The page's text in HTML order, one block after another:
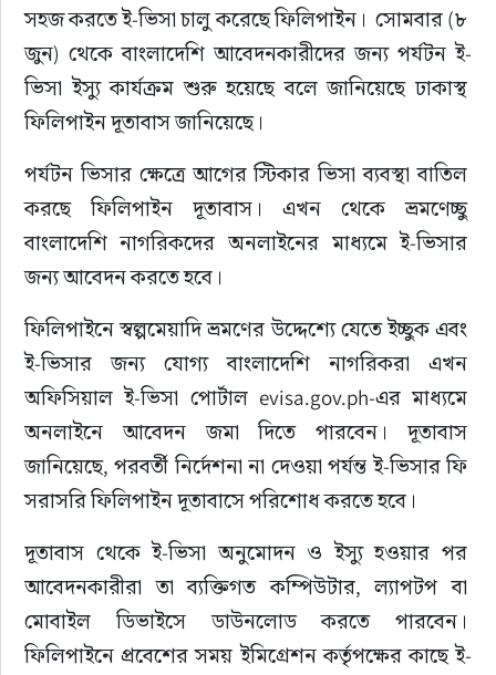
সহজ করতে ই-ভিসা চালু করেছে ফিলিপাইন।  সোমবার (৮
জুন) থেকে বাংলাদেশি আবেদনকারীদের জন্য পর্যটন ই-
ভিসা ইস্যু কার্যক্রম শুরু হয়েছে বলে জানিয়েছে ঢাকাস্থ
ফিলিপাইন দূতাবাস জানিয়েছে।
পর্যটন ভিসার ক্ষেত্রে আগের স্টিকার ভিসা ব্যবস্থা বাতিল
করছে ফিলিপাইন দূতাবাস। এখন থেকে ভ্রমণেচ্ছু
বাংলাদেশি নাগরিকদের অনলাইনের মাধ্যমে ই-ভিসার
জন্য আবেদন করতে হবে।
ফিলিপাইনে স্বল্পমেয়াদি ভ্রমণের উদ্দেশ্যে যেতে ইচ্ছুক এবং
ই-ভিসার জন্য যোগ্য বাংলাদেশি নাগরিকরা এখন
অফিসিয়াল ই-ভিসা পোর্টাল evisa.gov.ph-এর মাধ্যমে
অনলাইনে আবেদন জমা দিতে পারবেন। দূতাবাস
জানিয়েছে, পরবর্তী নির্দেশনা না দেওয়া পর্যন্ত ই-ভিসার ফি
সরাসরি ফিলিপাইন দূতাবাসে পরিশোধ করতে হবে।
দূতাবাস থেকে ই-ভিসা অনুমোদন ও ইস্যু হওয়ার পর
আবেদনকারীরা তা ব্যক্তিগত কম্পিউটার, ল্যাপটপ বা
মোবাইল ডিভাইসে ডাউনলোড করতে পারবেন।
ফিলিপাইনে প্রবেশের সময় ইমিগ্রেশন কর্তৃপক্ষের কাছে ই-